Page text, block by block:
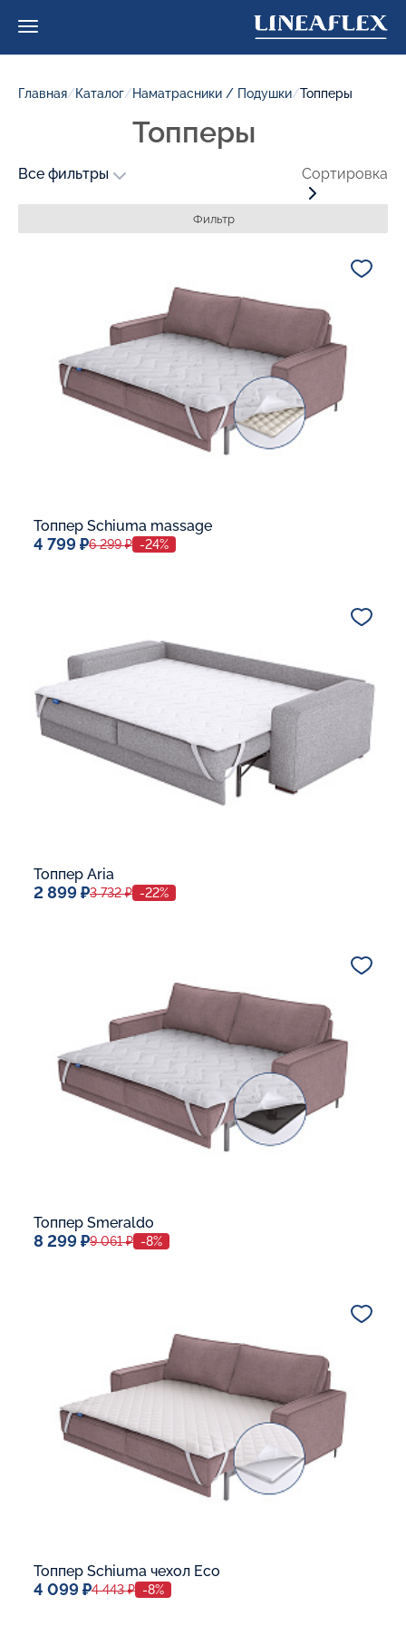
Главная/Каталог/Наматрасники / Подушки/Топперы
Топперы
Все фильтры Сортировка
Фильтр
Топпер Schiuma massage
4 799 ₽6 299 ₽ -24%
В корзину
Топпер Aria
2 899 ₽3 732 ₽ -22%
В корзину
Топпер Smeraldo
8 299 ₽9 061 ₽ -8%
В корзину
Топпер Schiuma чехол Eco
4 099 ₽4 443 ₽ -8%